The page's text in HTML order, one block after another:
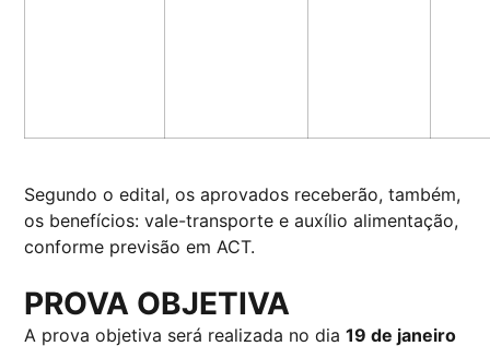
Segundo o edital, os aprovados receberão, também,
os benefícios: vale-transporte e auxílio alimentação,
conforme previsão em ACT.
PROVA OBJETIVA
A prova objetiva será realizada no dia19 de janeiro